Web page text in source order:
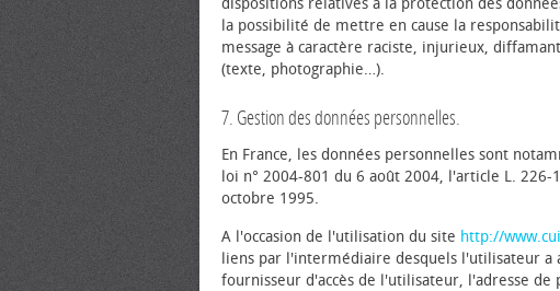
dispositions relatives à la protection des
la possibilité de mettre en cause la
message à caractère raciste, injurieux,
(texte, photographie…).
7. Gestion des données personnelles.
En France, les données personnelles sont
loi n° 2004-801 du 6 août 2004, l'article L.
octobre 1995.
A l'occasion de l'utilisation du site http://
liens par l'intermédiaire desquels l'utilisateur a
fournisseur d'accès de l'utilisateur, l'adresse